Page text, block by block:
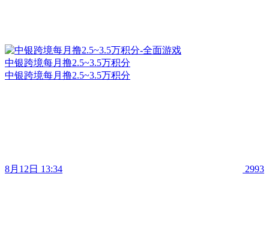
中银跨境每月撸2.5~3.5万积分
中银跨境每月撸2.5~3.5万积分
8月12日 13:34 2993